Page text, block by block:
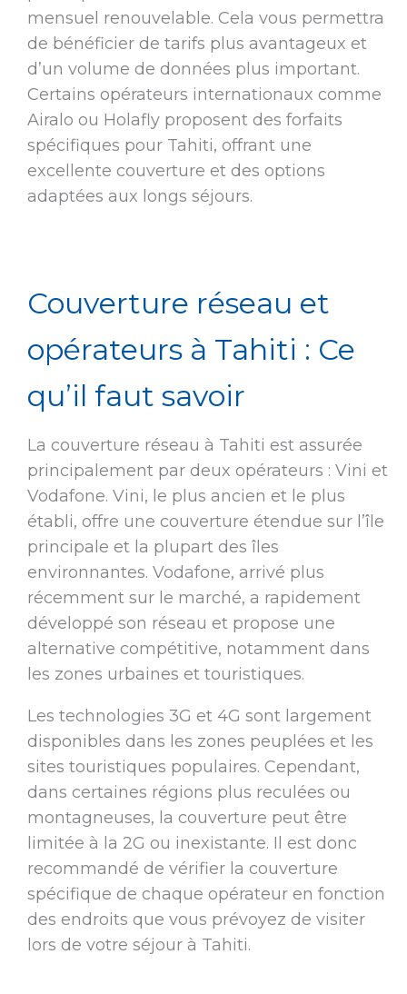
mensuel renouvelable. Cela vous permettra
de bénéficier de tarifs plus avantageux et
d’un volume de données plus important.
Certains opérateurs internationaux comme
Airalo ou Holafly proposent des forfaits
spécifiques pour Tahiti, offrant une
excellente couverture et des options
adaptées aux longs séjours.
Couverture réseau et
opérateurs à Tahiti : Ce
qu’il faut savoir
La couverture réseau à Tahiti est assurée
principalement par deux opérateurs : Vini et
Vodafone. Vini, le plus ancien et le plus
établi, offre une couverture étendue sur l’île
principale et la plupart des îles
environnantes. Vodafone, arrivé plus
récemment sur le marché, a rapidement
développé son réseau et propose une
alternative compétitive, notamment dans
les zones urbaines et touristiques.
Les technologies 3G et 4G sont largement
disponibles dans les zones peuplées et les
sites touristiques populaires. Cependant,
dans certaines régions plus reculées ou
montagneuses, la couverture peut être
limitée à la 2G ou inexistante. Il est donc
recommandé de vérifier la couverture
spécifique de chaque opérateur en fonction
des endroits que vous prévoyez de visiter
lors de votre séjour à Tahiti.